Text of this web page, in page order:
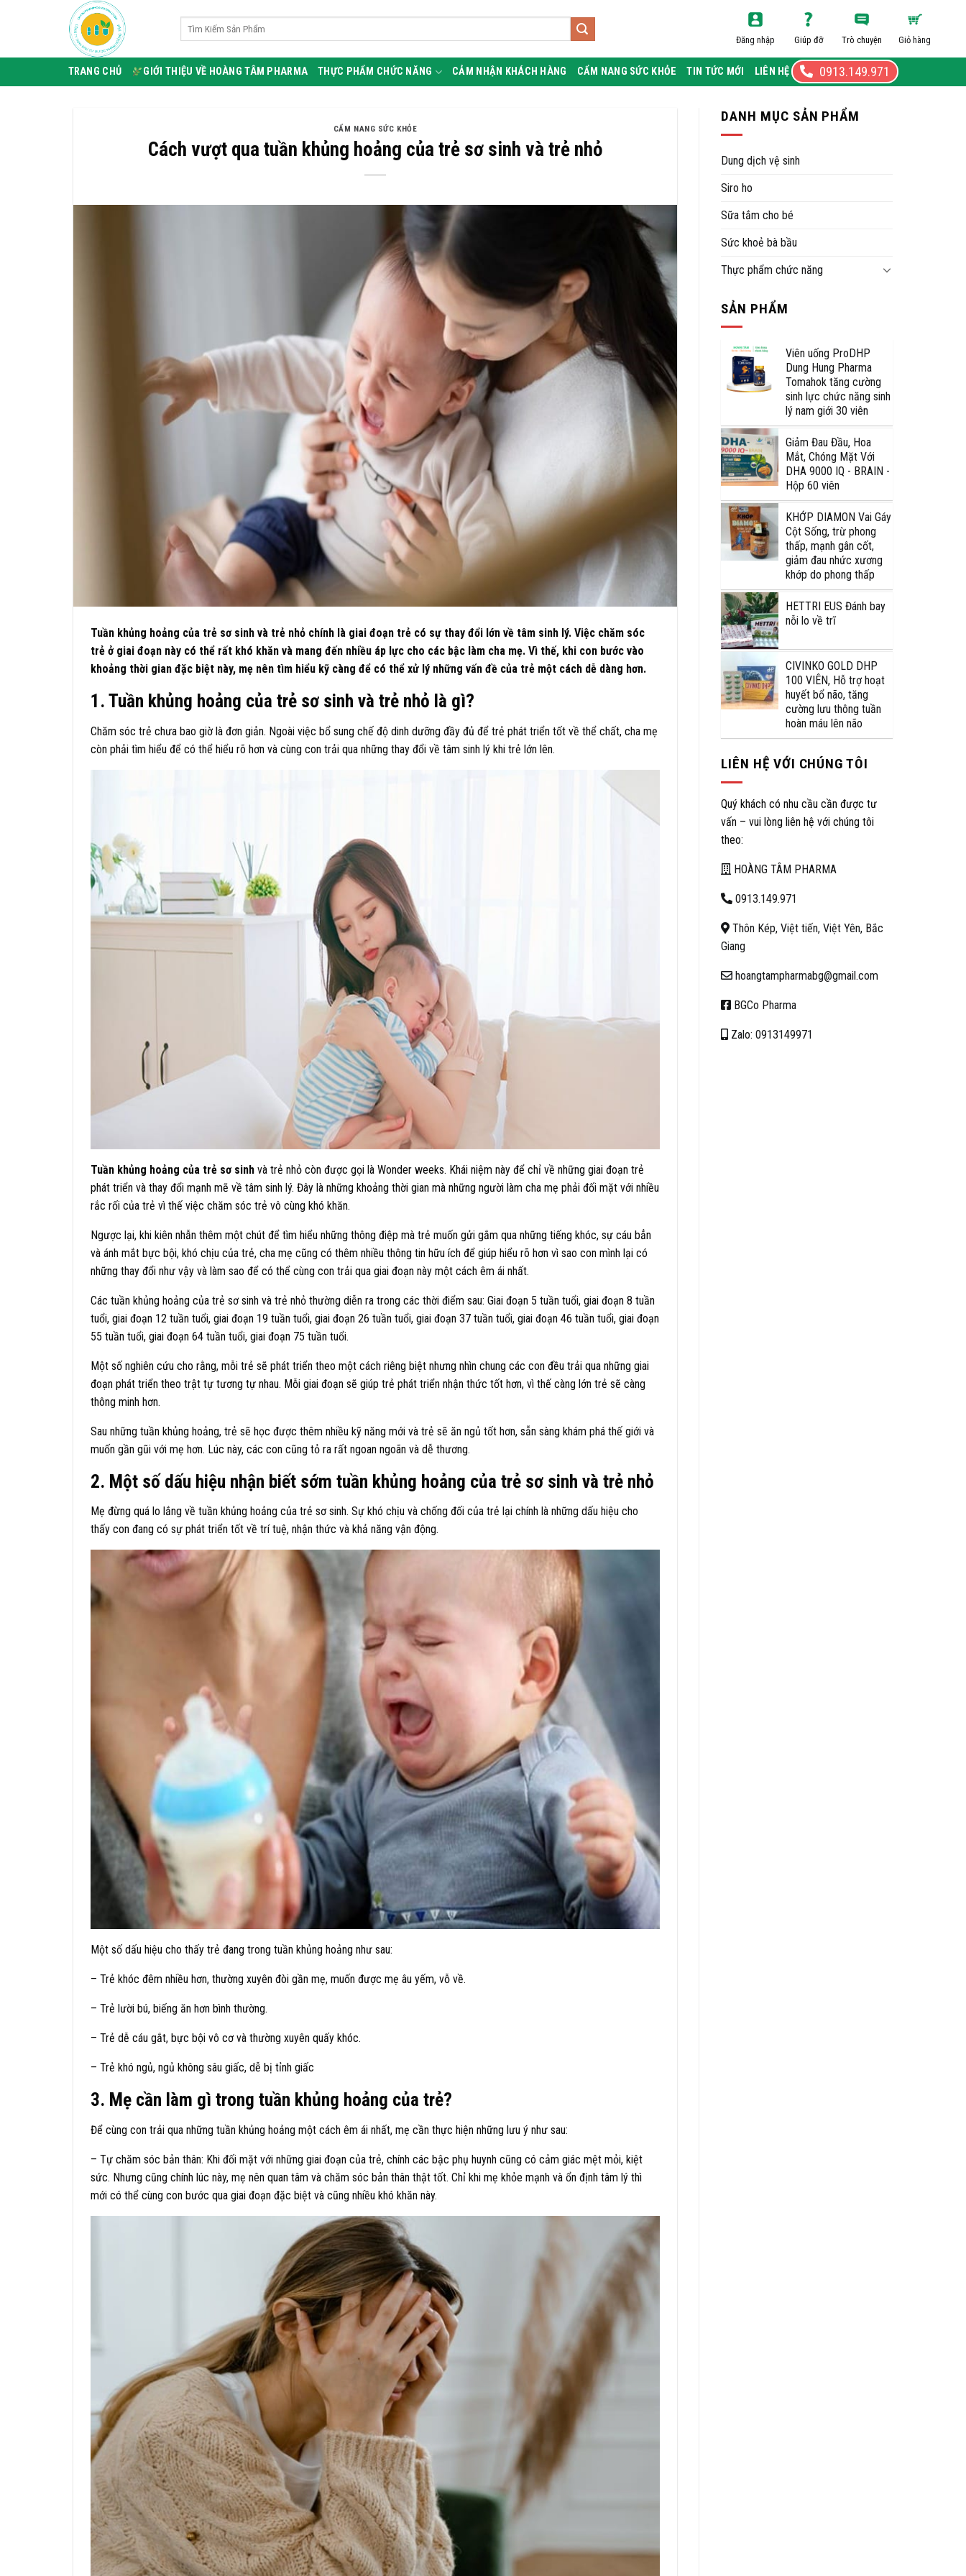
dung
Đăng nhập Giúp đỡ Trò chuyện Giỏ hàng
TRANG CHỦ GIỚI THIỆU VỀ HOÀNG TÂM PHARMA THỰC PHẨM CHỨC NĂNG CẢM NHẬN KHÁCH HÀNG CẨM NANG SỨC KHỎE TIN TỨC MỚI LIÊN HỆ 0913.149.971
CẨM NANG SỨC KHỎE
Cách vượt qua tuần khủng hoảng của trẻ sơ sinh và trẻ nhỏ
Tuần khủng hoảng của trẻ sơ sinh và trẻ nhỏ chính là giai đoạn trẻ có sự thay đổi lớn về tâm sinh lý. Việc chăm sóc
trẻ ở giai đoạn này có thể rất khó khăn và mang đến nhiều áp lực cho các bậc làm cha mẹ. Vì thế, khi con bước vào
khoảng thời gian đặc biệt này, mẹ nên tìm hiểu kỹ càng để có thể xử lý những vấn đề của trẻ một cách dễ dàng hơn.
1. Tuần khủng hoảng của trẻ sơ sinh và trẻ nhỏ là gì?
Chăm sóc trẻ chưa bao giờ là đơn giản. Ngoài việc bổ sung chế độ dinh dưỡng đầy đủ để trẻ phát triển tốt về thể chất, cha mẹ
còn phải tìm hiểu để có thể hiểu rõ hơn và cùng con trải qua những thay đổi về tâm sinh lý khi trẻ lớn lên.
Tuần khủng hoảng của trẻ sơ sinh và trẻ nhỏ còn được gọi là Wonder weeks. Khái niệm này để chỉ về những giai đoạn trẻ
phát triển và thay đổi mạnh mẽ về tâm sinh lý. Đây là những khoảng thời gian mà những người làm cha mẹ phải đối mặt với nhiều
rắc rối của trẻ vì thế việc chăm sóc trẻ vô cùng khó khăn.
Ngược lại, khi kiên nhẫn thêm một chút để tìm hiểu những thông điệp mà trẻ muốn gửi gắm qua những tiếng khóc, sự cáu bẳn
và ánh mắt bực bội, khó chịu của trẻ, cha mẹ cũng có thêm nhiều thông tin hữu ích để giúp hiểu rõ hơn vì sao con mình lại có
những thay đổi như vậy và làm sao để có thể cùng con trải qua giai đoạn này một cách êm ái nhất.
Các tuần khủng hoảng của trẻ sơ sinh và trẻ nhỏ thường diễn ra trong các thời điểm sau: Giai đoạn 5 tuần tuổi, giai đoạn 8 tuần
tuổi, giai đoạn 12 tuần tuổi, giai đoạn 19 tuần tuổi, giai đoạn 26 tuần tuổi, giai đoạn 37 tuần tuổi, giai đoạn 46 tuần tuổi, giai đoạn
55 tuần tuổi, giai đoạn 64 tuần tuổi, giai đoạn 75 tuần tuổi.
Một số nghiên cứu cho rằng, mỗi trẻ sẽ phát triển theo một cách riêng biệt nhưng nhìn chung các con đều trải qua những giai
đoạn phát triển theo trật tự tương tự nhau. Mỗi giai đoạn sẽ giúp trẻ phát triển nhận thức tốt hơn, vì thế càng lớn trẻ sẽ càng
thông minh hơn.
Sau những tuần khủng hoảng, trẻ sẽ học được thêm nhiều kỹ năng mới và trẻ sẽ ăn ngủ tốt hơn, sẵn sàng khám phá thế giới và
muốn gần gũi với mẹ hơn. Lúc này, các con cũng tỏ ra rất ngoan ngoãn và dễ thương.
2. Một số dấu hiệu nhận biết sớm tuần khủng hoảng của trẻ sơ sinh và trẻ nhỏ
Mẹ đừng quá lo lắng về tuần khủng hoảng của trẻ sơ sinh. Sự khó chịu và chống đối của trẻ lại chính là những dấu hiệu cho
thấy con đang có sự phát triển tốt về trí tuệ, nhận thức và khả năng vận động.
Một số dấu hiệu cho thấy trẻ đang trong tuần khủng hoảng như sau:
– Trẻ khóc đêm nhiều hơn, thường xuyên đòi gần mẹ, muốn được mẹ âu yếm, vỗ về.
– Trẻ lười bú, biếng ăn hơn bình thường.
– Trẻ dễ cáu gắt, bực bội vô cơ và thường xuyên quấy khóc.
– Trẻ khó ngủ, ngủ không sâu giấc, dễ bị tỉnh giấc
3. Mẹ cần làm gì trong tuần khủng hoảng của trẻ?
Để cùng con trải qua những tuần khủng hoảng một cách êm ái nhất, mẹ cần thực hiện những lưu ý như sau:
– Tự chăm sóc bản thân: Khi đối mặt với những giai đoạn của trẻ, chính các bậc phụ huynh cũng có cảm giác mệt mỏi, kiệt
sức. Nhưng cũng chính lúc này, mẹ nên quan tâm và chăm sóc bản thân thật tốt. Chỉ khi mẹ khỏe mạnh và ổn định tâm lý thì
mới có thể cùng con bước qua giai đoạn đặc biệt và cũng nhiều khó khăn này.
DANH MỤC SẢN PHẨM
Dung dịch vệ sinh
Siro ho
Sữa tắm cho bé
Sức khoẻ bà bầu
Thực phẩm chức năng
SẢN PHẨM
Viên uống ProDHP
Dung Hung Pharma
Tomahok tăng cường
sinh lực chức năng sinh
lý nam giới 30 viên
Giảm Đau Đầu, Hoa
Mắt, Chóng Mặt Với
DHA 9000 IQ - BRAIN -
Hộp 60 viên
KHỚP DIAMON Vai Gáy
Cột Sống, trừ phong
thấp, mạnh gân cốt,
giảm đau nhức xương
khớp do phong thấp
HETTRI EUS Đánh bay
nỗi lo về trĩ
CIVINKO GOLD DHP
100 VIÊN, Hỗ trợ hoạt
huyết bổ não, tăng
cường lưu thông tuần
hoàn máu lên não
LIÊN HỆ VỚI CHÚNG TÔI
Quý khách có nhu cầu cần được tư
vấn – vui lòng liên hệ với chúng tôi
theo:
HOÀNG TÂM PHARMA
0913.149.971
Thôn Kép, Việt tiến, Việt Yên, Bắc
Giang
hoangtampharmabg@gmail.com
BGCo Pharma
Zalo: 0913149971